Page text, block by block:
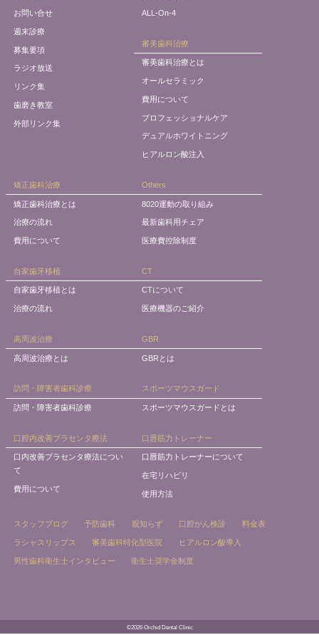
お問い合せ
週末診療
募集要項
ラジオ放送
リンク集
歯磨き教室
外部リンク集
ALL-On-4
審美歯科治療
審美歯科治療とは
オールセラミック
費用について
プロフェッショナルケア
デュアルホワイトニング
ヒアルロン酸注入
矯正歯科治療
矯正歯科治療とは
治療の流れ
費用について
Others
8020運動の取り組み
最新歯科用チェア
医療費控除制度
自家歯牙移植
自家歯牙移植とは
治療の流れ
CT
CTについて
医療機器のご紹介
高周波治療
高周波治療とは
GBR
GBRとは
訪問・障害者歯科診療
訪問・障害者歯科診療
スポーツマウスガード
スポーツマウスガードとは
口腔内改善プラセンタ療法
口内改善プラセンタ療法につい
て
費用について
口唇筋力トレーナー
口唇筋力トレーナーについて
在宅リハビリ
使用方法
スタッフブログ 予防歯科 親知らず 口腔がん検診 料金表
ラシャスリップス 審美歯科特化型医院 ヒアルロン酸導入
男性歯科衛生士インタビュー 衛生士奨学金制度
©2026 Orchid Dental Clinic